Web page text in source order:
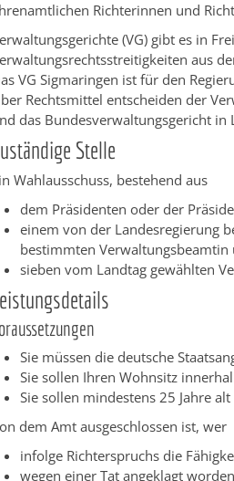
Richterinnen und
(VG) gibt es in
aus
VG Sigmaringen ist für den
Rechtsmittel entscheiden der
das Bundesverwaltungsgericht in
Stelle
Wahlausschuss, bestehend aus
dem Präsidenten oder der
einem von der Landesregierung
bestimmten Verwaltungsbeamtin
sieben vom Landtag gewählten
Sie müssen die deutsche
Sie sollen Ihren Wohnsitz
Sie sollen mindestens 25 Jahre alt
dem Amt ausgeschlossen ist, wer
infolge Richterspruchs die
wegen einer Tat angeklagt